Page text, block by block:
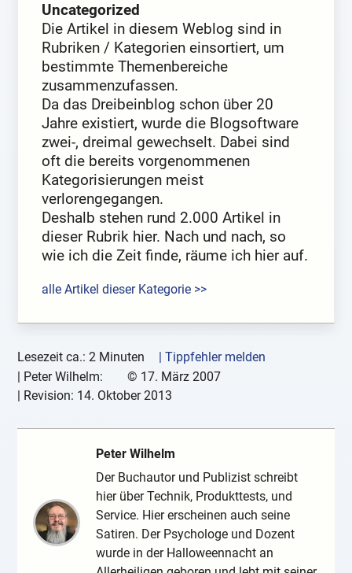
Uncategorized
Die Artikel in diesem Weblog sind in
Rubriken / Kategorien einsortiert, um
bestimmte Themenbereiche
zusammenzufassen.
Da das Dreibeinblog schon über 20
Jahre existiert, wurde die Blogsoftware
zwei-, dreimal gewechselt. Dabei sind
oft die bereits vorgenommenen
Kategorisierungen meist
verlorengegangen.
Deshalb stehen rund 2.000 Artikel in
dieser Rubrik hier. Nach und nach, so
wie ich die Zeit finde, räume ich hier auf.
alle Artikel dieser Kategorie >>
Lesezeit ca.: 2 Minuten
| Tippfehler melden
Peter Wilhelm: © 17. März 2007
| Revision: 14. Oktober 2013
Peter Wilhelm
Der Buchautor und Publizist schreibt
hier über Technik, Produkttests, und
Service. Hier erscheinen auch seine
Satiren. Der Psychologe und Dozent
wurde in der Halloweennacht an